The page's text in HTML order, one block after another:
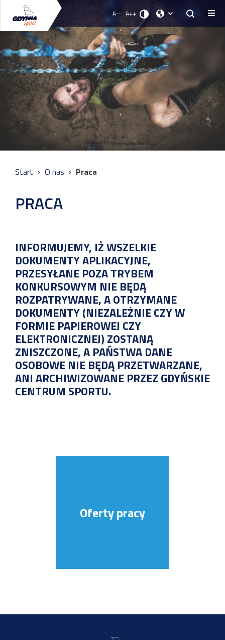
A-- A++
Start O nas Praca
PRACA
INFORMUJEMY, IŻ WSZELKIE
DOKUMENTY APLIKACYJNE,
PRZESYŁANE POZA TRYBEM
KONKURSOWYM NIE BĘDĄ
ROZPATRYWANE, A OTRZYMANE
DOKUMENTY (NIEZALEŻNIE CZY W
FORMIE PAPIEROWEJ CZY
ELEKTRONICZNEJ) ZOSTANĄ
ZNISZCZONE, A PAŃSTWA DANE
OSOBOWE NIE BĘDĄ PRZETWARZANE,
ANI ARCHIWIZOWANE PRZEZ GDYŃSKIE
CENTRUM SPORTU.
Oferty pracy